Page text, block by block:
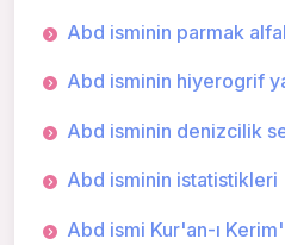
Abd isminin parmak
Abd isminin hiyerogrif
Abd isminin denizcilik
Abd isminin istatistikleri
Abd ismi Kur'an-ı